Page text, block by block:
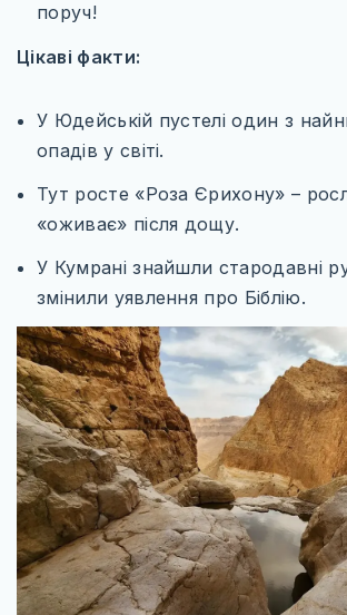
ЄВРОПЕЙСЬКІ ТЕРМАЛЬНІ СНИ
ВІДКРИЙ ПОЛЬЩУ ПО-НОВОМУ
МІСТА, ЩО ЗАСНУЛИ, АЛЕ НЕ
НЕЗВІДАНА УКРАЇНА
РІЗДВЯНІ ЧАРИ ЄВРОПИ
ТРАНСПОРТ
ПРОЖИВАННЯ
СОФТ ДЛЯ ТУРИСТА
КАРТИ
ПРОЖИВАННЯ
ПУТІВНИКИ
поруч!
Цікаві факти:
У Юдейській пустелі один з
опадів у світі.
Тут росте «Роза Єрихону» –
«оживає» після дощу.
У Кумрані знайшли стародавні
змінили уявлення про Біблію.